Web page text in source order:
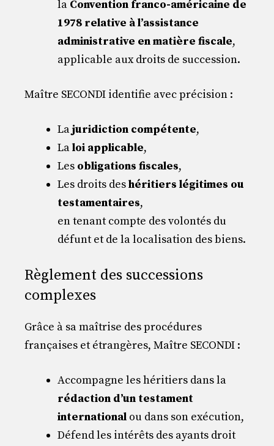
la Convention franco-américaine de
1978 relative à l’assistance
administrative en matière fiscale,
applicable aux droits de succession.
Maître SECONDI identifie avec précision :
Lajuridiction compétente,
Laloi applicable,
Les obligations fiscales,
Les droits deshéritiers légitimes ou
testamentaires,
en tenant compte des volontés du
défunt et de la localisation des biens.
Règlement des successions
complexes
Grâce à sa maîtrise des procédures
françaises et étrangères, Maître SECONDI :
Accompagne les héritiers dans la
rédaction d’un testament
international ou dans son exécution,
Défend les intérêts des ayants droit